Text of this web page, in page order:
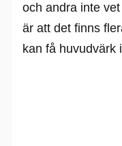
och andra inte
är att det finns
kan få huvudvärk